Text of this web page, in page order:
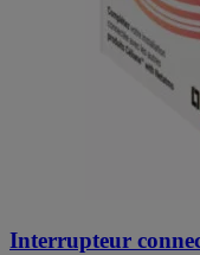
Interrupteur